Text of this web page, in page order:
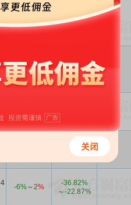
11.39%
-30.94%
～-13.15%
13.84%～
25.82%
11.34%
～
33.59%
10.79%
-15.72%
-1.86%
-6%～2%
-36.82%
～-22.87%